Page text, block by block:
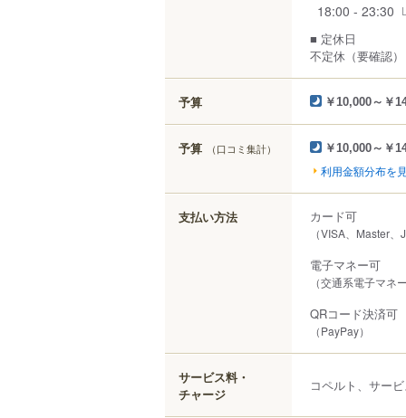
18:00 - 23:30
■ 定休日
不定休（要確認）
予算 ￥10,000～￥
予算 （口コミ集計） ￥10,000～￥
利用金額分布を
支払い方法 カード可
（VISA、Master
電子マネー可
（交通系電子マネ
QRコード決済可
（PayPay）
サービス料・
チャージ
コペルト、サー